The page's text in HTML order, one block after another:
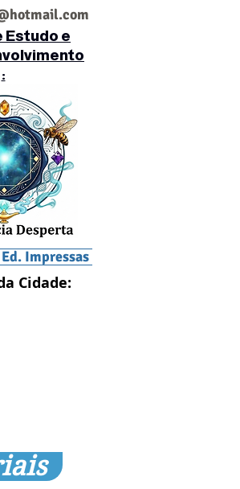
Estudo e
:
Ed. Impressas
Cidade: